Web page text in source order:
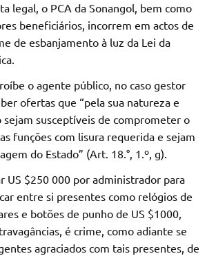
legal, o PCA da Sonangol, bem como
beneficiários, incorrem em actos de
de esbanjamento à luz da Lei da
o agente público, no caso gestor
ofertas que “pela sua natureza e
sejam susceptíveis de comprometer o
funções com lisura requerida e sejam
do Estado” (Art. 18.°, 1.º, g).
US $250 000 por administrador para
entre si presentes como relógios de
e botões de punho de US $1000,
é crime, como adiante se
agraciados com tais presentes, de